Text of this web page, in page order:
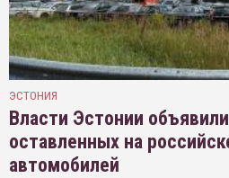
ЭСТОНИЯ
Власти Эстонии
оставленных на
автомобилей